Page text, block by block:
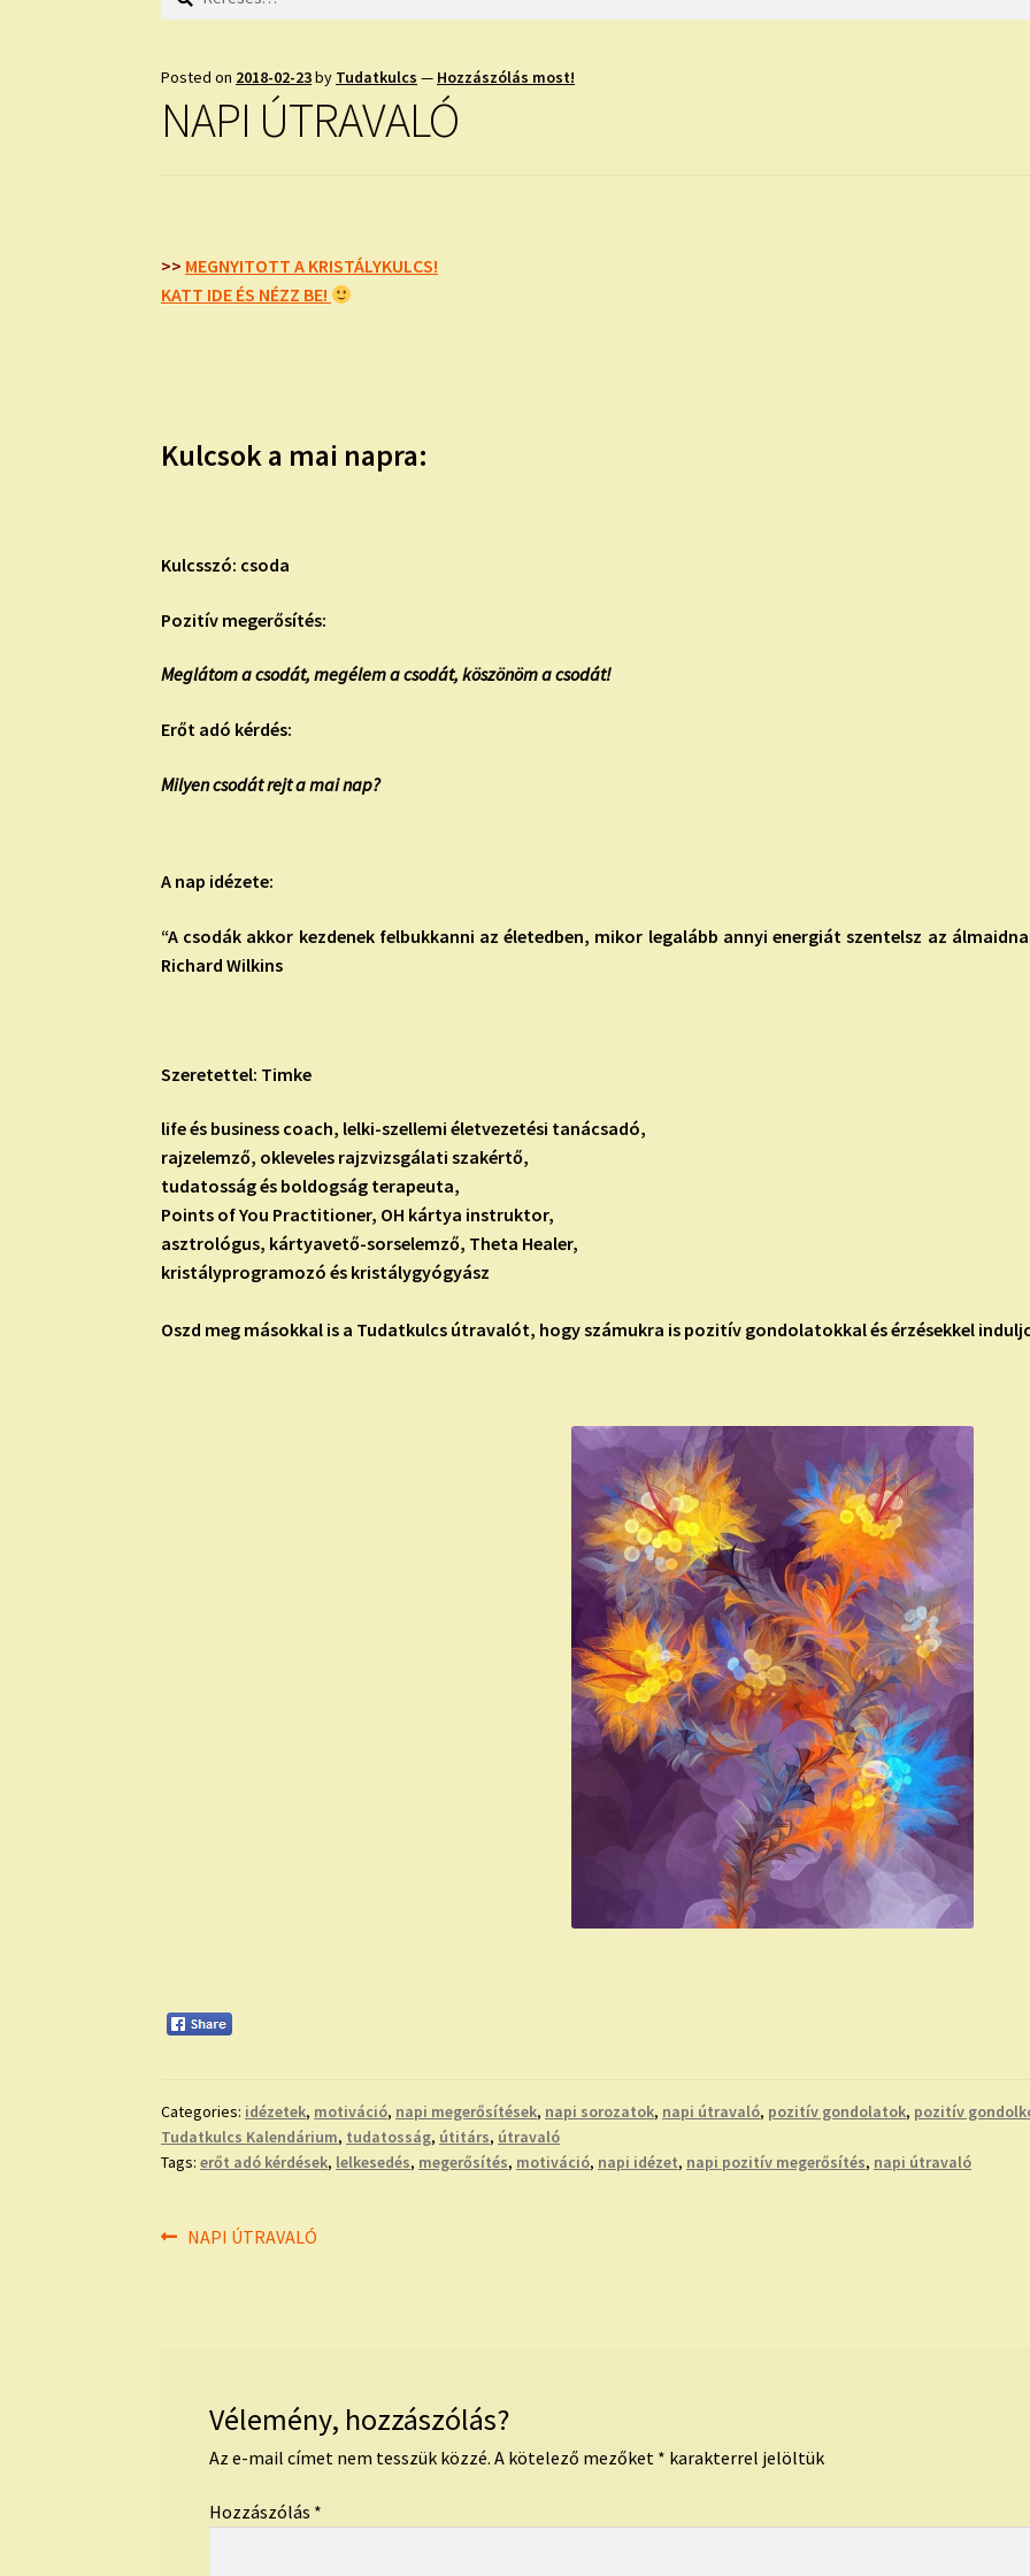
Posted on 2018-02-23by Tudatkulcs — Hozzászólás most!
NAPI ÚTRAVALÓ
>> MEGNYITOTT A KRISTÁLYKULCS!
KATT IDE ÉS NÉZZ BE!
Kulcsok a mai napra:
Kulcsszó: csoda
Pozitív megerősítés:
Meglátom a csodát, megélem a csodát, köszönöm a csodát!
Erőt adó kérdés:
Milyen csodát rejt a mai nap?
A nap idézete:
“A csodák akkor kezdenek felbukkanni az életedben, mikor legalább annyi energiát szentelsz az
Richard Wilkins
Szeretettel: Timke
life és business coach, lelki-szellemi életvezetési tanácsadó,
rajzelemző, okleveles rajzvizsgálati szakértő,
tudatosság és boldogság terapeuta,
Points of You Practitioner, OH kártya instruktor,
asztrológus, kártyavető-sorselemző, Theta Healer,
kristályprogramozó és kristálygyógyász
Oszd meg másokkal is a Tudatkulcs útravalót, hogy számukra is pozitív gondolatokkal és érzésekkel
Categories: idézetek, motiváció, napi megerősítések, napi sorozatok, napi útravaló, pozitív gondolatok, pozitív
Tudatkulcs Kalendárium, tudatosság, útitárs, útravaló
Tags:erőt adó kérdések, lelkesedés, megerősítés, motiváció, napi idézet, napi pozitív megerősítés, napi útravaló
Bejegyzés
Previous
NAPI ÚTRAVALÓ
Vélemény, hozzászólás?
Az e-mail címet nem tesszük közzé. A kötelező mezőket * karakterrel jelöltük
Hozzászólás *